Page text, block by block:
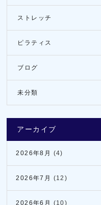
ストレッチ
ピラティス
ブログ
未分類
アーカイブ
2026年8月 (4)
2026年7月 (12)
2026年6月 (10)